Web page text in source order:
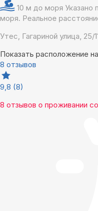
10 м до моря Указано
моря. Реальное
Утес, Гагариной улица, 25/
Показать расположение
8 отзывов
9,8 (8)
8 отзывов о проживании